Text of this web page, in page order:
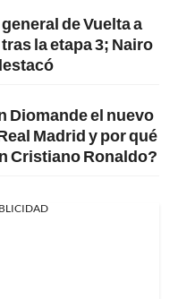
de Vuelta a
la etapa 3; Nairo
Diomande el nuevo
Madrid y por qué
Cristiano Ronaldo?